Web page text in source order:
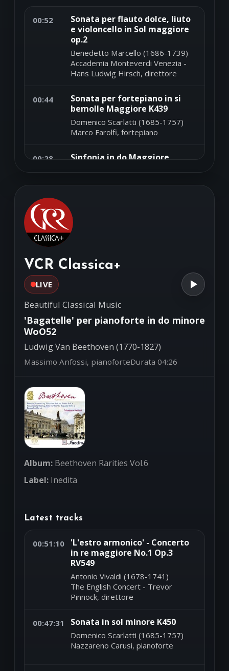
00:52
Sonata per flauto dolce, liuto
e violoncello in Sol maggiore
op.2
Benedetto Marcello (1686-1739)
Accademia Monteverdi Venezia -
Hans Ludwig Hirsch, direttore
00:44
Sonata per fortepiano in si
bemolle Maggiore K439
Domenico Scarlatti (1685-1757)
Marco Farolfi, fortepiano
00:28 Sinfonia in do Maggiore
Andrea Luchesi (1741-1801)
00:24
Minuetto per chitarra n.4
op.11
VCR Classica+
LIVE
Beautiful Classical Music
'Bagatelle' per pianoforte in do minore
WoO52
Ludwig Van Beethoven (1770-1827)
Massimo Anfossi, pianoforteDurata 04:26
Album: Beethoven Rarities Vol.6
Label: Inedita
Latest tracks
00:51:10
'L'estro armonico' - Concerto
in re maggiore No.1 Op.3
RV549
Antonio Vivaldi (1678-1741)
The English Concert - Trevor
Pinnock, direttore
00:47:31 Sonata in sol minore K450
Domenico Scarlatti (1685-1757)
Nazzareno Carusi, pianoforte